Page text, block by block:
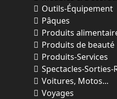
Outils-Équipement
Pâques
Produits
Produits de beauté
Produits-Services
Spectacles-Sorties-
Voitures, Motos...
Voyages